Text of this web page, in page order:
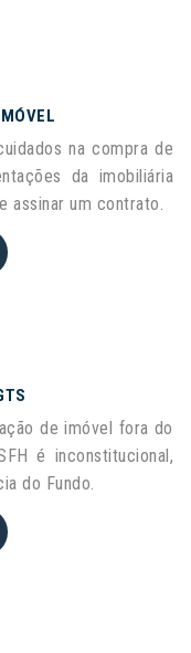
na compra de
da imobiliária
assinar um contrato.
de imóvel fora do
é inconstitucional,
do Fundo.